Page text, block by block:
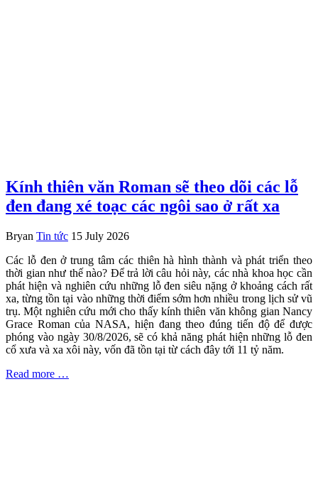
Kính thiên văn Roman sẽ theo dõi các lỗ
đen đang xé toạc các ngôi sao ở rất xa
Bryan Tin tức 15 July 2026
Các lỗ đen ở trung tâm các thiên hà hình thành và phát triển theo
thời gian như thế nào? Để trả lời câu hỏi này, các nhà khoa học cần
phát hiện và nghiên cứu những lỗ đen siêu nặng ở khoảng cách rất
xa, từng tồn tại vào những thời điểm sớm hơn nhiều trong lịch sử vũ
trụ. Một nghiên cứu mới cho thấy kính thiên văn không gian Nancy
Grace Roman của NASA, hiện đang theo đúng tiến độ để được
phóng vào ngày 30/8/2026, sẽ có khả năng phát hiện những lỗ đen
cổ xưa và xa xôi này, vốn đã tồn tại từ cách đây tới 11 tỷ năm.
Read more …